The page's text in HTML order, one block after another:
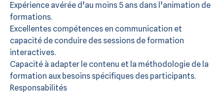
Expérience avérée d’au moins 5 ans dans l’animation de
formations.
Excellentes compétences en communication et
capacité de conduire des sessions de formation
interactives.
Capacité à adapter le contenu et la méthodologie de la
formation aux besoins spécifiques des participants.
Responsabilités